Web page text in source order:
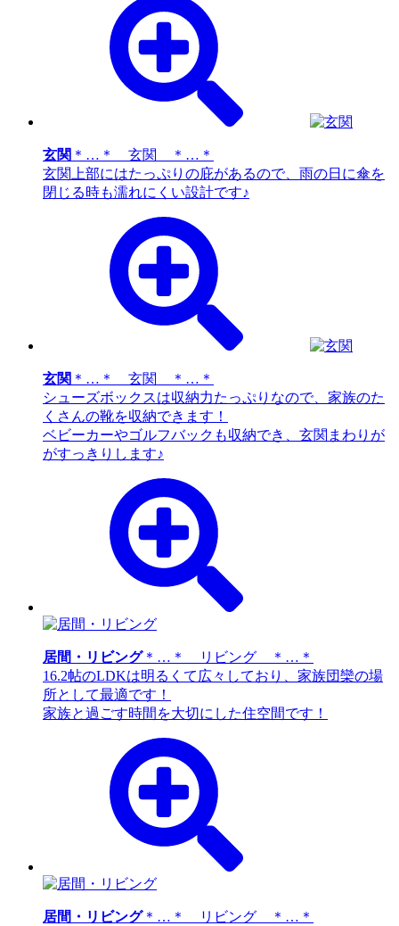
玄関 ＊…＊ 玄関 ＊…＊
玄関上部にはたっぷりの庇があるので、雨の日に傘を
閉じる時も濡れにくい設計です♪
玄関 ＊…＊ 玄関 ＊…＊
シューズボックスは収納力たっぷりなので、家族のた
くさんの靴を収納できます！
ベビーカーやゴルフバックも収納でき、玄関まわりが
がすっきりします♪
居間・リビング＊…＊ リビング ＊…＊
16.2帖のLDKは明るくて広々しており、家族団欒の場
所として最適です！
家族と過ごす時間を大切にした住空間です！
居間・リビング＊…＊ リビング ＊…＊